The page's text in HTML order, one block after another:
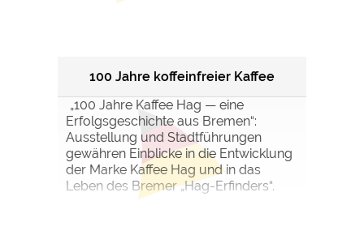
100 Jahre koffeinfreier Kaffee
„100 Jahre Kaffee Hag — eine
Erfolgsgeschichte aus Bremen“:
Ausstellung und Stadtführungen
gewähren Einblicke in die Entwicklung
der Marke Kaffee Hag und in das
Leben des Bremer „Hag-Erfinders“.